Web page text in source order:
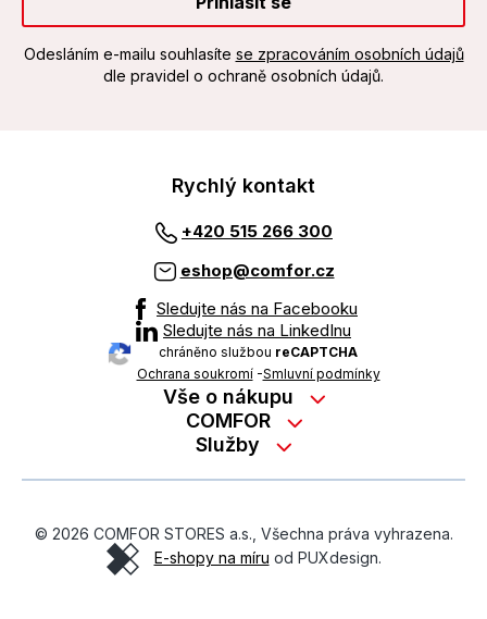
Odesláním e-mailu souhlasíte se zpracováním osobních údajů
dle pravidel o ochraně osobních údajů.
Rychlý kontakt
+420 515 266 300
eshop@comfor.cz
Sledujte nás na Facebooku
Sledujte nás na LinkedInu
chráněno službou reCAPTCHA
Ochrana soukromí-Smluvní podmínky
Vše o nákupu
Nákup na splátky
Možnosti platby
Obchodní podmínky
Ochrana osobních údajů
COMFOR
Kontakty
Kariéra
O revimarketu
Služby
On-line podpora
© 2026 COMFOR STORES a.s., Všechna práva vyhrazena.
E-shopy na míru od PUXdesign.